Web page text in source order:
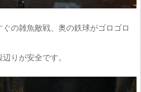
の雑魚敵戦、奥の鉄球がゴロゴロ
りが安全です。